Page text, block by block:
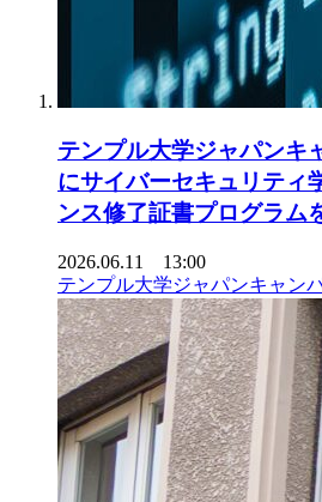
テンプル大学ジャパンキ
にサイバーセキュリティ
ンス修了証書プログラム
2026.06.11 13:00
テンプル大学ジャパンキャン